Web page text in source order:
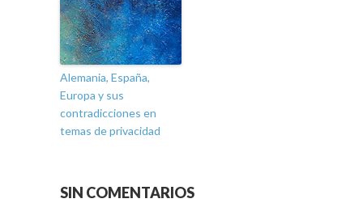
Alemania, España,
Europa y sus
contradicciones en
temas de privacidad
SIN COMENTARIOS